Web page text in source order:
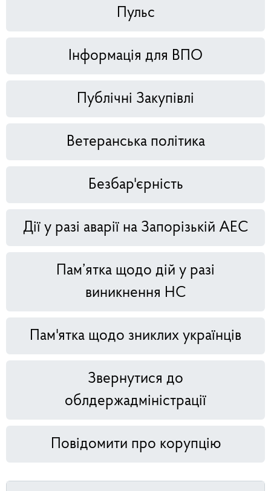
Пульс
Інформація для ВПО
Публічні Закупівлі
Ветеранська політика
Безбар'єрність
Дії у разі аварії на Запорізькій АЕС
Пам’ятка щодо дій у разі
виникнення НС
Пам'ятка щодо зниклих українців
Звернутися до
облдержадміністрації
Повідомити про корупцію